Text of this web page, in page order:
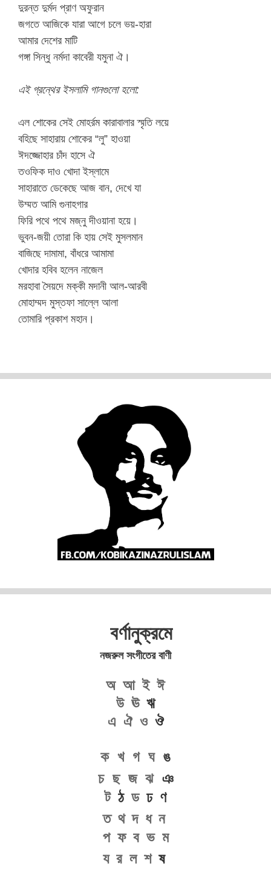
দুরন্ত দুর্মদ প্রাণ অফুরান
জগতে আজিকে যারা আগে চলে ভয়-হারা
আমার দেশের মাটি
গঙ্গা সিন্ধু নর্মদা কাবেরী যমুনা ঐ।
এই গ্রন্থের ইসলামি গানগুলো হলো:
এল শোকের সেই মোহর্রম কারাবালার স্মৃতি লয়ে
বহিছে সাহারায় শোকের “লু” হাওয়া
ঈদজ্জোহার চাঁদ হাসে ঐ
তওফিক দাও খোদা ইস্লামে
সাহারাতে ডেকেছে আজ বান, দেখে যা
উম্মত আমি গুনাহগার
ফিরি পথে পথে মজ্নু দীওয়ানা হয়ে।
ভুবন-জয়ী তোরা কি হায় সেই মুসলমান
বাজিছে দামামা, বাঁধরে আমামা
খোদার হবিব হলেন নাজেল
মরহাবা সৈয়দে মক্কী মদানী আল-আরবী
মোহাম্মদ মুস্তফা সাল্লে আলা
তোমারি প্রকাশ মহান।
বর্ণানুক্রমে
নজরুল সংগীতের বাণী
অ আ ই ঈ
উ ঊঋ
এ ঐ ওঔ
ক খ গ ঘঙ
চ ছ জ ঝঞ
টঠ ডঢ ণ
ত থ দ ধ ন
প ফ ব ভ ম
য র ল শষ